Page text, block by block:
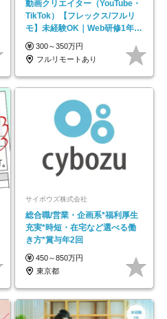
動画クリエイター（YouTube・
TikTok）【フレックス/フルリ
モ】未経験OK｜Web研修1年間
｜副業OK
300～350万円
フルリモートあり
サイボウズ株式会社
総合職/営業・企画系*福利厚生
充実*時短・在宅など選べる働
き方*賞与年2回
450～850万円
東京都